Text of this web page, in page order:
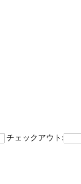
チェックアウト: